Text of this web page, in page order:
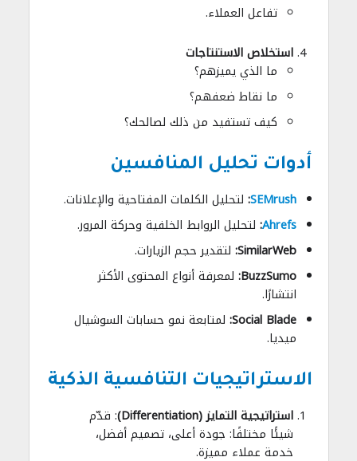
تفاعل العملاء.
استخلاص الاستنتاجات
ما الذي يميزهم؟
ما نقاط ضعفهم؟
كيف تستفيد من ذلك لصالحك؟
أدوات تحليل المنافسين
SEMrush
: لتحليل الكلمات المفتاحية والإعلانات.
Ahrefs
: لتحليل الروابط الخلفية وحركة المرور.
SimilarWeb: لتقدير حجم الزيارات.
BuzzSumo: لمعرفة أنواع المحتوى الأكثر
انتشارًا.
Social Blade: لمتابعة نمو حسابات السوشيال
ميديا.
الاستراتيجيات التنافسية الذكية
استراتيجية التمايز (Differentiation)
: قدّم
شيئًا مختلفًا: جودة أعلى، تصميم أفضل،
خدمة عملاء مميزة.